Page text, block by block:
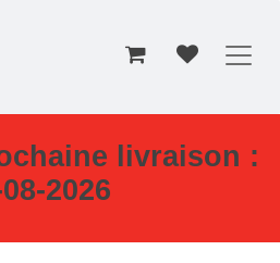
livraison :
2026